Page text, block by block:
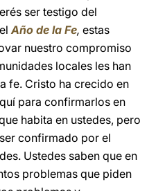
ser testigo del
Año de la Fe, estas
nuestro compromiso
locales les han
fe. Cristo ha crecido en
para confirmarlos en
habita en ustedes, pero
confirmado por el
Ustedes saben que en
problemas que piden